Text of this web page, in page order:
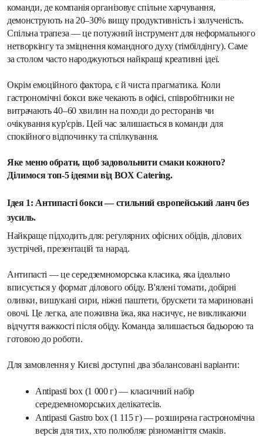
команди, де компанія організовує спільне харчування,
демонструють на 20–30% вищу продуктивність і залученість.
Спільна трапеза — це потужний інструмент для неформального
нетворкінгу та зміцнення командного духу (тімбілдінгу). Саме
за столом часто народжуються найкращі креативні ідеї.
Окрім емоційного фактора, є й чиста прагматика. Коли
гастрономічні бокси вже чекають в офісі, співробітники не
витрачають 40–60 хвилин на походи до ресторанів чи
очікування кур'єрів. Цей час залишається в команди для
спокійного відпочинку та спілкування.
Яке меню обрати, щоб задовольнити смаки кожного?
Ділимося топ-5 ідеями від BOX Catering.
Ідея 1: Антипасті бокси — стильний європейський ланч без
зусиль.
Найкраще підходить для: регулярних офісних обідів, ділових
зустрічей, презентацій та нарад.
Антипасті — це середземноморська класика, яка ідеально
вписується у формат ділового обіду. В'ялені томати, добірні
оливки, вишукані сири, ніжні паштети, брускети та мариновані
овочі. Це легка, але поживна їжа, яка насичує, не викликаючи
відчуття важкості після обіду. Команда залишається бадьорою та
готовою до роботи.
Для замовлення у Києві доступні два збалансовані варіанти:
Antipasti box (1 000 г) — класичний набір
середземноморських делікатесів.
Antipasti Gastro box (1 115 г) — розширена гастрономічна
версія для тих, хто полюбляє різноманіття смаків.